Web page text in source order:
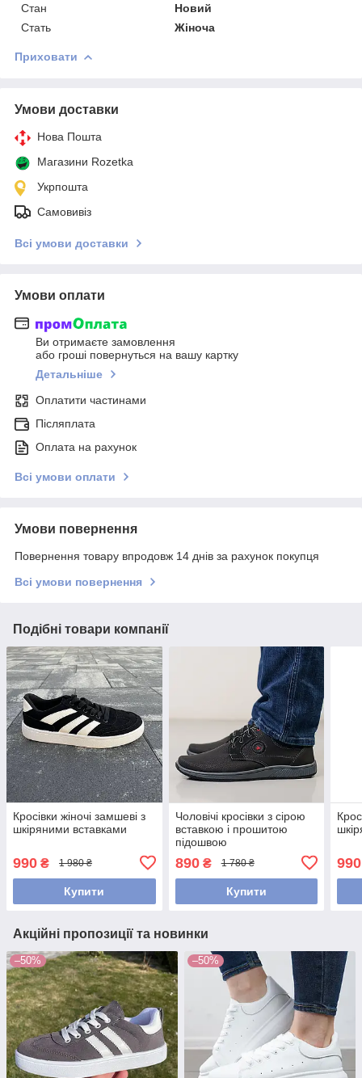
Стан
Новий
Стать
Жіноча
Приховати
Умови доставки
Нова Пошта
Магазини Rozetka
Укрпошта
Самовивіз
Всі умови доставки
Умови оплати
Ви отримаєте замовлення
або гроші повернуться на вашу картку
Детальніше
Оплатити частинами
Післяплата
Оплата на рахунок
Всі умови оплати
Умови повернення
Повернення товару впродовж 14 днів за рахунок покупця
Всі умови повернення
Подібні товари компанії
Кросівки жіночі замшеві з
шкіряними вставками
990 ₴ 1 980 ₴
Купити
Чоловічі кросівки з сірою
вставкою і прошитою
підошвою
890₴ 1 780 ₴
Купити
990
Акційні пропозиції та новинки
–50% –50%